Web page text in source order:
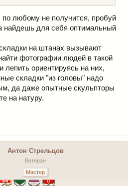
по любому не получится, пробуй
найдешь для себя оптимальный
на штанах вызывают
фотографии людей в такой
лепить ориентируясь на них,
складки "из головы" надо
да даже опытные скульпторы
на натуру.
Антон Стрельцов
Ветеран
Мастер